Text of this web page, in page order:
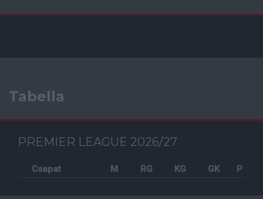
Tabella
PREMIER LEAGUE 2026/27
Csapat M RG KG GK P